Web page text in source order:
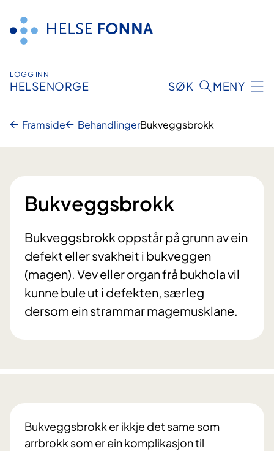
innhald
LOGG INN
HELSENORGE SØK MENY
Framside BehandlingerBukveggsbrokk
Bukveggsbrokk
Bukveggsbrokk oppstår på grunn av ein
defekt eller svakheit i bukveggen
(magen). Vev eller organ frå bukhola vil
kunne bule ut i defekten, særleg
dersom ein strammar magemusklane.
Bukveggsbrokk er ikkje det same som
arrbrokk som er ein komplikasjon til